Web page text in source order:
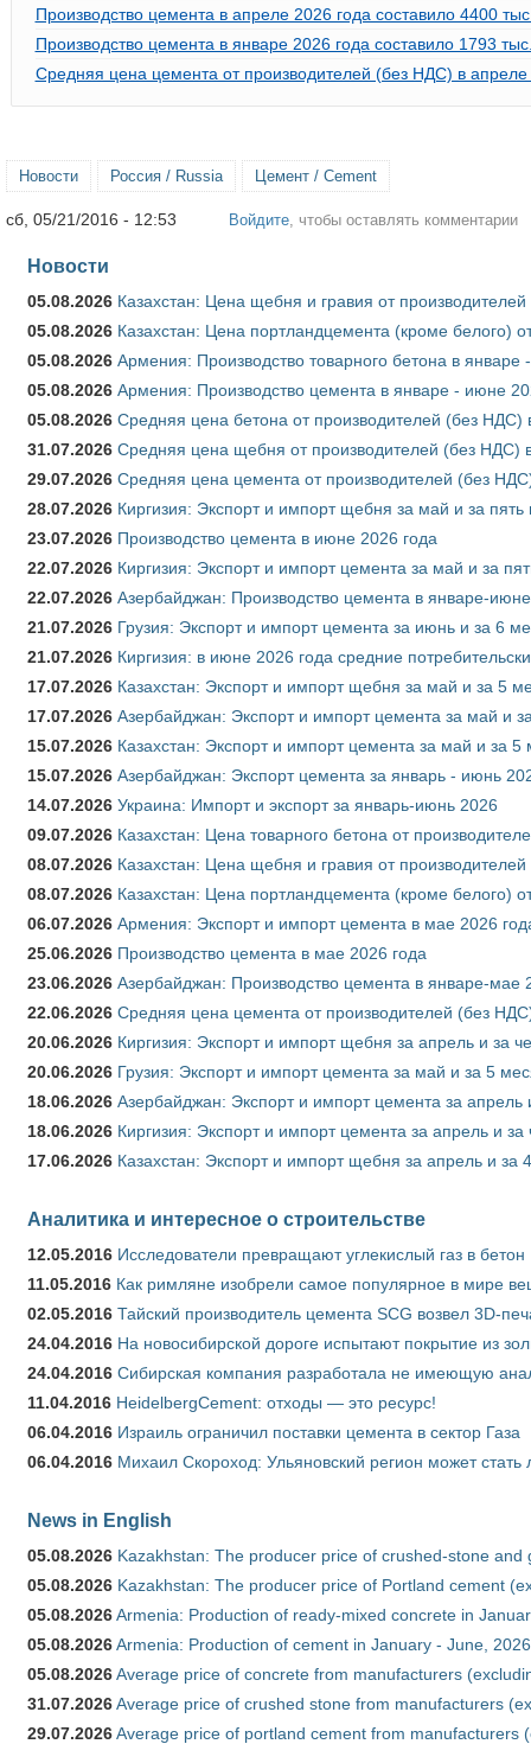
Производство цемента в апреле 2026 года составило 4400
Производство цемента в январе 2026 года составило 1793
Средняя цена цемента от производителей (без НДС) в апреле
Новости Россия / Russia Цемент / Cement
сб, 05/21/2016 - 12:53 Войдите , чтобы оставлять комментарии
Новости
05.08.2026 Казахстан: Цена щебня и гравия от
05.08.2026 Казахстан: Цена портландцемента (кроме белого)
05.08.2026 Армения: Производство товарного бетона в январе
05.08.2026 Армения: Производство цемента в январе - июне
05.08.2026 Средняя цена бетона от производителей (без НДС)
31.07.2026 Средняя цена щебня от производителей (без НДС)
29.07.2026 Средняя цена цемента от производителей (без
28.07.2026 Киргизия: Экспорт и импорт щебня за май и за
23.07.2026 Производство цемента в июне 2026 года
22.07.2026 Киргизия: Экспорт и импорт цемента за май и за
22.07.2026 Азербайджан: Производство цемента в январе-
21.07.2026 Грузия: Экспорт и импорт цемента за июнь и за 6
21.07.2026 Киргизия: в июне 2026 года средние
17.07.2026 Казахстан: Экспорт и импорт щебня за май и за 5
17.07.2026 Азербайджан: Экспорт и импорт цемента за май и
15.07.2026 Казахстан: Экспорт и импорт цемента за май и за
15.07.2026 Азербайджан: Экспорт цемента за январь - июнь
14.07.2026 Украина: Импорт и экспорт за январь-июнь 2026
09.07.2026 Казахстан: Цена товарного бетона от
08.07.2026 Казахстан: Цена щебня и гравия от
08.07.2026 Казахстан: Цена портландцемента (кроме белого)
06.07.2026 Армения: Экспорт и импорт цемента в мае 2026
25.06.2026 Производство цемента в мае 2026 года
23.06.2026 Азербайджан: Производство цемента в январе-мае
22.06.2026 Средняя цена цемента от производителей (без
20.06.2026 Киргизия: Экспорт и импорт щебня за апрель и за
20.06.2026 Грузия: Экспорт и импорт цемента за май и за 5
18.06.2026 Азербайджан: Экспорт и импорт цемента за
18.06.2026 Киргизия: Экспорт и импорт цемента за апрель и
17.06.2026 Казахстан: Экспорт и импорт щебня за апрель и за
Аналитика и интересное о строительстве
12.05.2016 Исследователи превращают углекислый газ в бетон
11.05.2016 Как римляне изобрели самое популярное в мире
02.05.2016 Тайский производитель цемента SCG возвел 3D-
24.04.2016 На новосибирской дороге испытают покрытие из
24.04.2016 Сибирская компания разработала не имеющую
11.04.2016 HeidelbergCement: отходы — это ресурс!
06.04.2016 Израиль ограничил поставки цемента в сектор Газа
06.04.2016 Михаил Скороход: Ульяновский регион может
News in English
05.08.2026 Kazakhstan: The producer price of crushed-stone and
05.08.2026 Kazakhstan: The producer price of Portland cement
05.08.2026Armenia: Production of ready-mixed concrete in
05.08.2026Armenia: Production of cement in January - June, 2026
05.08.2026Average price of concrete from manufacturers
31.07.2026Average price of crushed stone from manufacturers
29.07.2026Average price of portland cement from manufacturers